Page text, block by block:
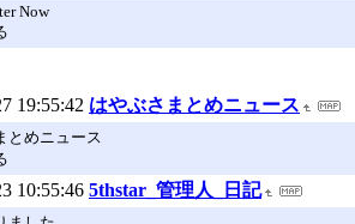
Now
19:55:42 はやぶさまとめニュース
とめニュース
10:55:46 5thstar_管理人_日記